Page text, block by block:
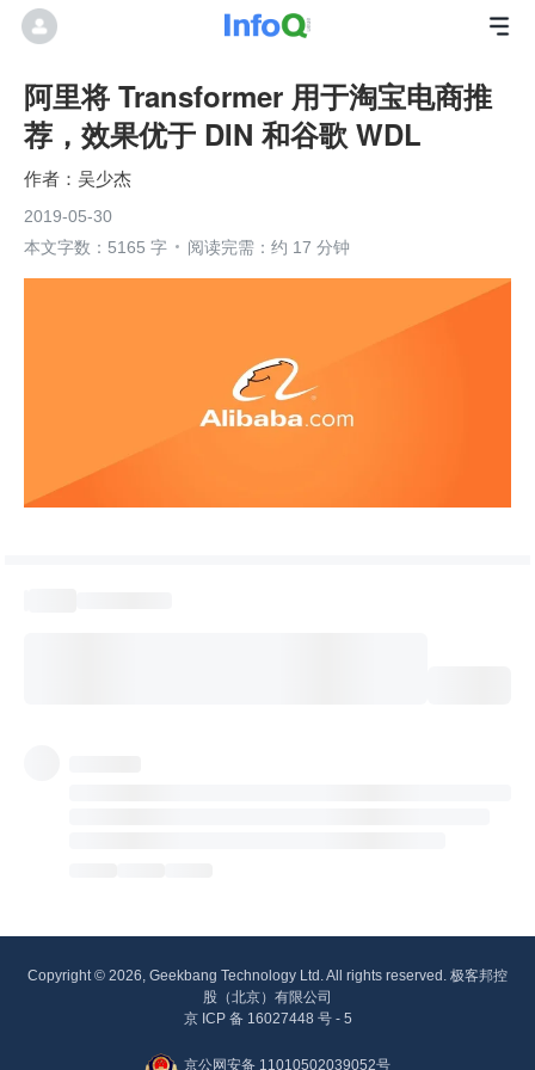
阿里将 Transformer 用于淘宝电商推
荐，效果优于 DIN 和谷歌 WDL
吴少杰
2019-05-30
本文字数：5165 字
阅读完需：约 17 分钟
Copyright © 2026, Geekbang Technology Ltd. All rights reserved. 极客邦控
股（北京）有限公司
京 ICP 备 16027448 号 - 5
京公网安备 11010502039052号